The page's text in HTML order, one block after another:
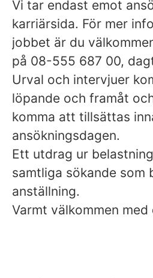
Vi tar endast emot
karriärsida. För mer
jobbet är du
på 08-555 687 00,
Urval och intervjuer
löpande och framåt
komma att tillsättas
ansökningsdagen.
Ett utdrag ur
samtliga sökande som
anställning.
Varmt välkommen med